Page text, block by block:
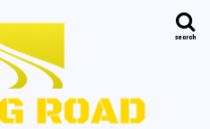
search